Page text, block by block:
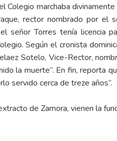
Colegio marchaba
rector nombrado por el
señor Torres tenía licencia
Según el cronista
Sotelo, Vice-Rector,
la muerte”. En fin, reporta
servido cerca de treze años”.
de Zamora, vienen la